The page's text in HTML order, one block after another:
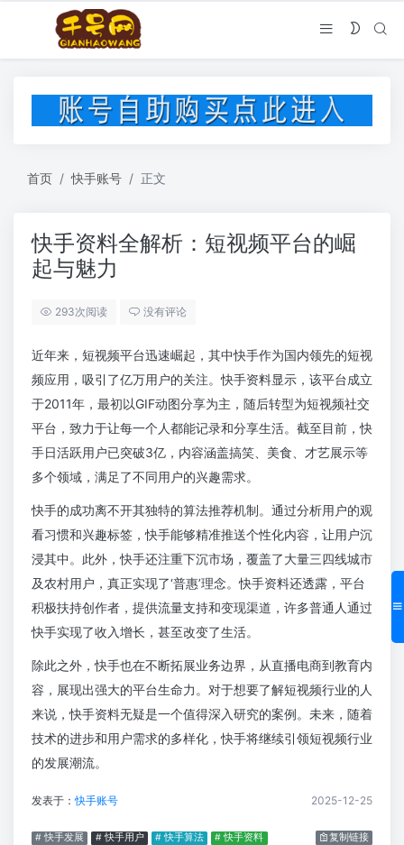
首页 快手账号 正文
快手资料全解析：短视频平台的崛
起与魅力
293次阅读 没有评论
近年来，短视频平台迅速崛起，其中快手作为国内领先的短视
频应用，吸引了亿万用户的关注。快手资料显示，该平台成立
于2011年，最初以GIF动图分享为主，随后转型为短视频社交
平台，致力于让每一个人都能记录和分享生活。截至目前，快
手日活跃用户已突破3亿，内容涵盖搞笑、美食、才艺展示等
多个领域，满足了不同用户的兴趣需求。
快手的成功离不开其独特的算法推荐机制。通过分析用户的观
看习惯和兴趣标签，快手能够精准推送个性化内容，让用户沉
浸其中。此外，快手还注重下沉市场，覆盖了大量三四线城市
及农村用户，真正实现了‘普惠’理念。快手资料还透露，平台
积极扶持创作者，提供流量支持和变现渠道，许多普通人通过
快手实现了收入增长，甚至改变了生活。
除此之外，快手也在不断拓展业务边界，从直播电商到教育内
容，展现出强大的平台生命力。对于想要了解短视频行业的人
来说，快手资料无疑是一个值得深入研究的案例。未来，随着
技术的进步和用户需求的多样化，快手将继续引领短视频行业
的发展潮流。
发表于：快手账号 2025-12-25
# 快手发展 # 快手用户 # 快手算法 # 快手资料 复制链接